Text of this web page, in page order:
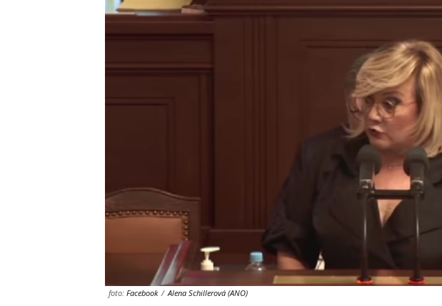
foto: Facebook / Alena Schillerová (ANO)